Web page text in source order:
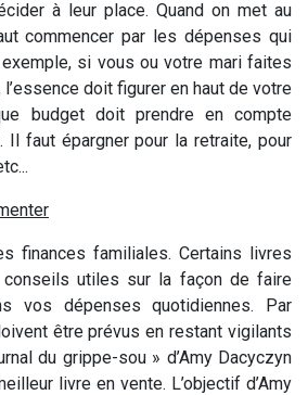
à leur place. Quand on met au
commencer par les dépenses qui
si vous ou votre mari faites
doit figurer en haut de votre
budget doit prendre en compte
Il faut épargner pour la retraite, pour
finances familiales. Certains livres
utiles sur la façon de faire
vos dépenses quotidiennes. Par
être prévus en restant vigilants
du grippe-sou » d’Amy Dacyczyn
livre en vente. L’objectif d’Amy